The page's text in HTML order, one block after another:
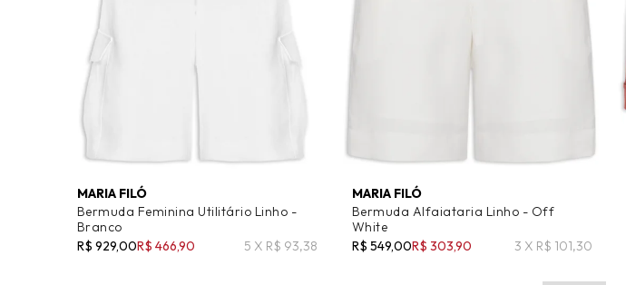
MARIA FILÓ
Bermuda Feminina Utilitário Linho -
Branco
R$ 929,00R$ 466,90 5 X R$ 93,38
MARIA FILÓ
Bermuda Alfaiataria Linho - Off
White
R$ 549,00R$ 303,90 3 X R$ 101,30